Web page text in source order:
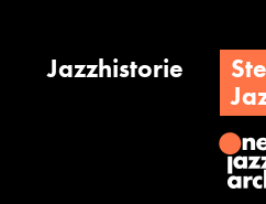
Jazzhistorie